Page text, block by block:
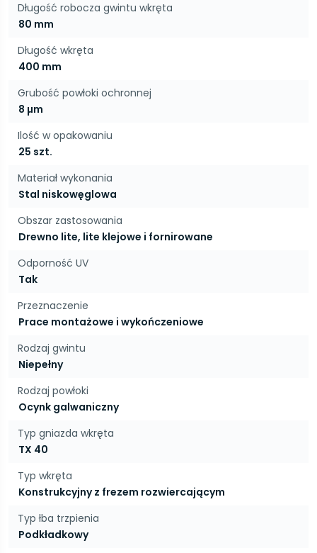
Długość robocza gwintu wkręta
80 mm
Długość wkręta
400 mm
Grubość powłoki ochronnej
8 µm
Ilość w opakowaniu
25 szt.
Materiał wykonania
Stal niskowęglowa
Obszar zastosowania
Drewno lite, lite klejowe i fornirowane
Odporność UV
Tak
Przeznaczenie
Prace montażowe i wykończeniowe
Rodzaj gwintu
Niepełny
Rodzaj powłoki
Ocynk galwaniczny
Typ gniazda wkręta
TX 40
Typ wkręta
Konstrukcyjny z frezem rozwiercającym
Typ łba trzpienia
Podkładkowy